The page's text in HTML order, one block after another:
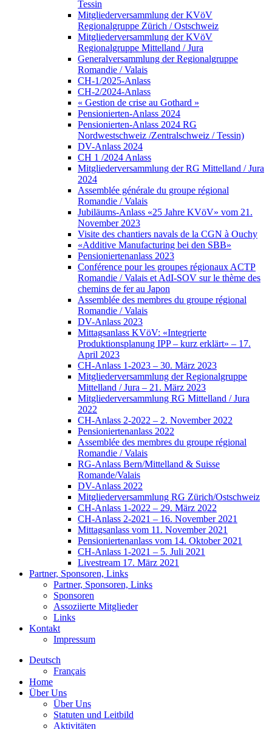
Tessin
Mitgliederversammlung der KVöV
Regionalgruppe Zürich / Ostschweiz
Mitgliederversammlung der KVöV
Regionalgruppe Mittelland / Jura
Generalversammlung der Regionalgruppe
Romandie / Valais
CH-1/2025-Anlass
CH-2/2024-Anlass
« Gestion de crise au Gothard »
Pensionierten-Anlass 2024
Pensionierten-Anlass 2024 RG
Nordwestschweiz /Zentralschweiz / Tessin)
DV-Anlass 2024
CH 1 /2024 Anlass
Mitgliederversammlung der RG Mittelland / Jura
2024
Assemblée générale du groupe régional
Romandie / Valais
Jubiläums-Anlass «25 Jahre KVöV» vom 21.
November 2023
Visite des chantiers navals de la CGN à Ouchy
«Additive Manufacturing bei den SBB»
Pensioniertenanlass 2023
Conférence pour les groupes régionaux ACTP
Romandie / Valais et AdI-SOV sur le thème des
chemins de fer au Japon
Assemblée des membres du groupe régional
Romandie / Valais
DV-Anlass 2023
Mittagsanlass KVöV: «Integrierte
Produktionsplanung IPP – kurz erklärt» – 17.
April 2023
CH-Anlass 1-2023 – 30. März 2023
Mitgliederversammlung der Regionalgruppe
Mittelland / Jura – 21. März 2023
Mitgliederversammlung RG Mittelland / Jura
2022
CH-Anlass 2-2022 – 2. November 2022
Pensioniertenanlass 2022
Assemblée des membres du groupe régional
Romandie / Valais
RG-Anlass Bern/Mittelland & Suisse
Romande/Valais
DV-Anlass 2022
Mitgliederversammlung RG Zürich/Ostschweiz
CH-Anlass 1-2022 – 29. März 2022
CH-Anlass 2-2021 – 16. November 2021
Mittagsanlass vom 11. November 2021
Pensioniertenanlass vom 14. Oktober 2021
CH-Anlass 1-2021 – 5. Juli 2021
Livestream 17. März 2021
Partner, Sponsoren, Links
Partner, Sponsoren, Links
Sponsoren
Assoziierte Mitglieder
Links
Kontakt
Impressum
Deutsch
Français
Home
Über Uns
Über Uns
Statuten und Leitbild
Aktivitäten